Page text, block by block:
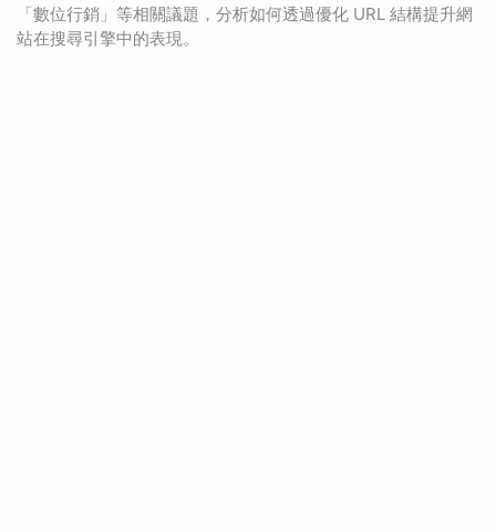
「數位行銷」等相關議題，分析如何透過優化 URL 結構提升網
站在搜尋引擎中的表現。